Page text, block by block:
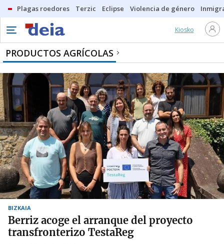
Plagas roedores Terzic Eclipse Violencia de género
Kiosko
PRODUCTOS AGRÍCOLAS
BIZKAIA
Berriz acoge el arranque del proyecto
transfronterizo TestaReg